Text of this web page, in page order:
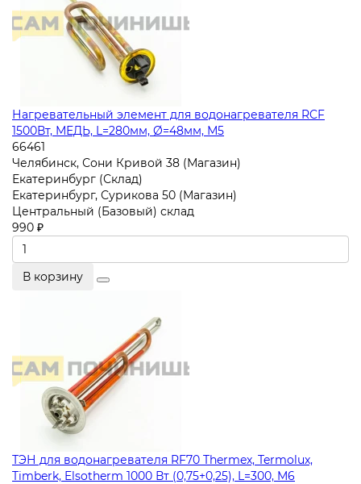
Нагревательный элемент для водонагревателя RCF
1500Вт, МЕДЬ, L=280мм, Ø=48мм, М5
66461
Челябинск, Сони Кривой 38 (Магазин)
Екатеринбург (Склад)
Екатеринбург, Сурикова 50 (Магазин)
Центральный (Базовый) склад
990 ₽
В корзину
ТЭН для водонагревателя RF70 Thermex, Termolux,
Timberk, Elsotherm 1000 Вт (0,75+0,25), L=300, M6